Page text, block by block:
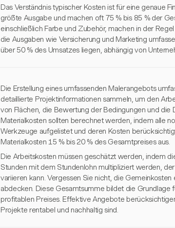
Das Verständnis typischer Kosten ist für eine genaue
größte Ausgabe und machen oft 75 % bis 85 % der
einschließlich Farbe und Zubehör, machen in der
die Ausgaben wie Versicherung und Marketing
über 50 % des Umsatzes liegen, abhängig von
Die Erstellung eines umfassenden Malerangebots
detaillierte Projektinformationen sammeln, um den
von Flächen, die Bewertung der Bedingungen und die
Materialkosten sollten berechnet werden, indem alle
Werkzeuge aufgelistet und deren Kosten
Materialkosten 15 % bis 20 % des Gesamtpreises aus.
Die Arbeitskosten müssen geschätzt werden, indem
Stunden mit dem Stundenlohn multipliziert werden,
variieren kann. Vergessen Sie nicht, die
abdecken. Diese Gesamtsumme bildet die
profitablen Preises. Effektive Angebote
Projekte rentabel und nachhaltig sind.